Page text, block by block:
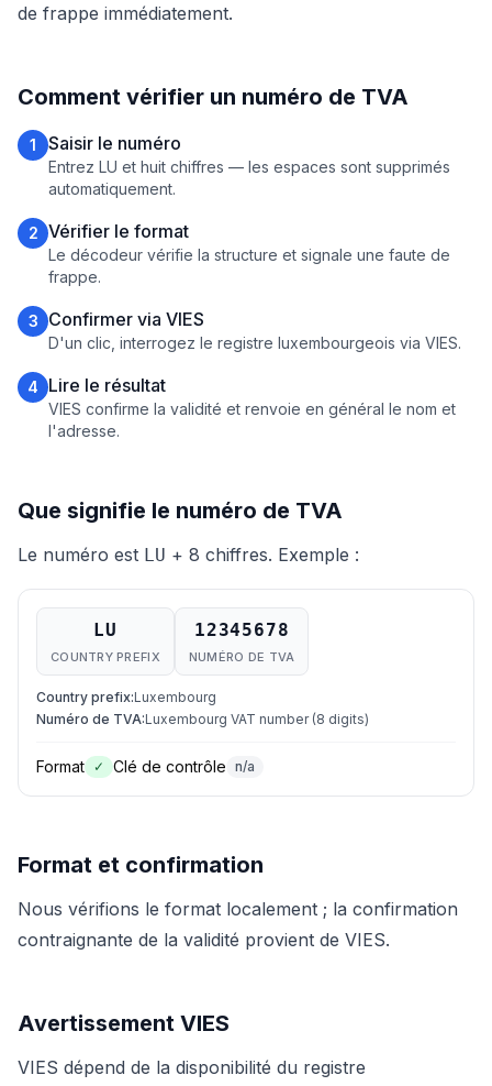
de frappe immédiatement.
Comment vérifier un numéro de TVA
1 Saisir le numéro
Entrez LU et huit chiffres — les espaces sont supprimés
automatiquement.
2 Vérifier le format
Le décodeur vérifie la structure et signale une faute de
frappe.
3 Confirmer via VIES
D'un clic, interrogez le registre luxembourgeois via VIES.
4 Lire le résultat
VIES confirme la validité et renvoie en général le nom et
l'adresse.
Que signifie le numéro de TVA
Le numéro est LU + 8 chiffres. Exemple :
LU
COUNTRY PREFIX
12345678
NUMÉRO DE TVA
Country prefix:Luxembourg
Numéro de TVA:Luxembourg VAT number (8 digits)
Format ✓ Clé de contrôle n/a
Format et confirmation
Nous vérifions le format localement ; la confirmation
contraignante de la validité provient de VIES.
Avertissement VIES
VIES dépend de la disponibilité du registre